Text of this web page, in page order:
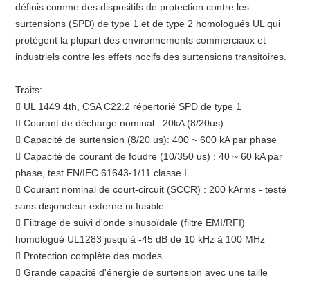
définis comme des dispositifs de protection contre les
surtensions (SPD) de type 1 et de type 2 homologués UL qui
protègent la plupart des environnements commerciaux et
industriels contre les effets nocifs des surtensions transitoires.
Traits:
 UL 1449 4th, CSA C22.2 répertorié SPD de type 1
 Courant de décharge nominal : 20kA (8/20us)
 Capacité de surtension (8/20 us): 400 ~ 600 kA par phase
 Capacité de courant de foudre (10/350 us) : 40 ~ 60 kA par
phase, test EN/IEC 61643-1/11 classe I
 Courant nominal de court-circuit (SCCR) : 200 kArms - testé
sans disjoncteur externe ni fusible
 Filtrage de suivi d'onde sinusoïdale (filtre EMI/RFI)
homologué UL1283 jusqu'à -45 dB de 10 kHz à 100 MHz
 Protection complète des modes
 Grande capacité d'énergie de surtension avec une taille